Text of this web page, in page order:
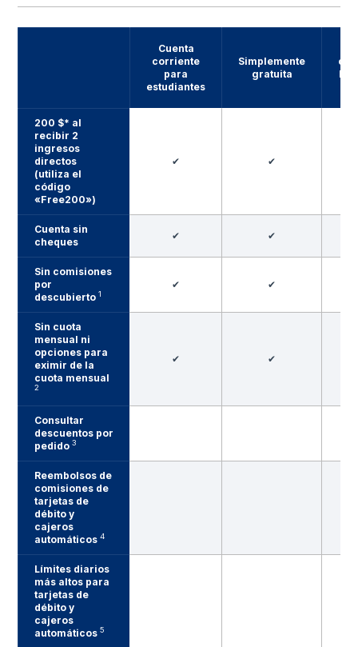
Cuenta
corriente
para
estudiantes
Simplemente
gratuita
200 $* al
recibir 2
ingresos
directos
(utiliza el
código
«Free200»)
✔ ✔
Cuenta sin
cheques
✔ ✔
Sin comisiones
por
descubierto 1
✔ ✔
Sin cuota
mensual ni
opciones para
eximir de la
cuota mensual
2
✔ ✔
Consultar
descuentos por
pedido3
Reembolsos de
comisiones de
tarjetas de
débito y
cajeros
automáticos4
Límites diarios
más altos para
tarjetas de
débito y
cajeros
automáticos5